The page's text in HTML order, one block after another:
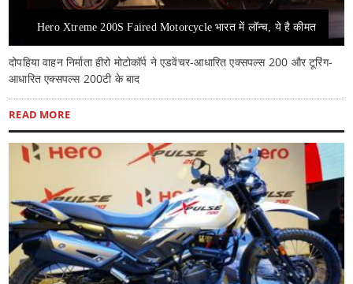
Hero Xtreme 200S Faired Motorcycle भारत में लॉन्च, ये है कीमत
दोपहिया वाहन निर्माता हीरो मोटोकॉर्प ने एडवेंचर-आधारित एक्सपल्स 200 और टूरिंग-
आधारित एक्सपल्स 200टी के बाद
READ MORE